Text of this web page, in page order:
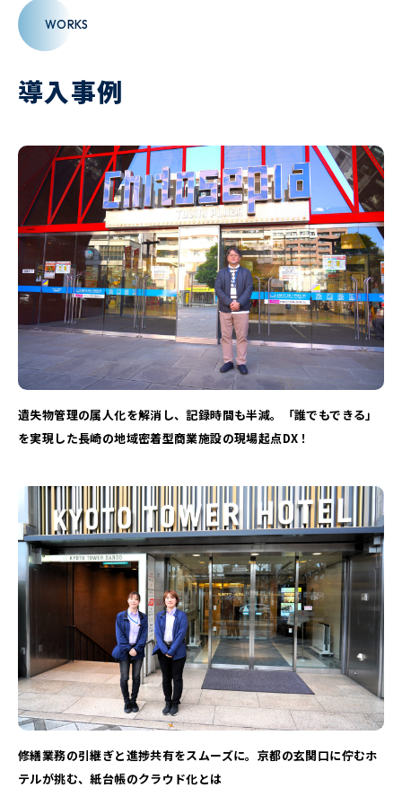
WORKS
導入事例
遺失物管理の属人化を解消し、記録時間も半減。「誰でもできる」
を実現した長崎の地域密着型商業施設の現場起点DX！
修繕業務の引継ぎと進捗共有をスムーズに。京都の玄関口に佇むホ
テルが挑む、紙台帳のクラウド化とは